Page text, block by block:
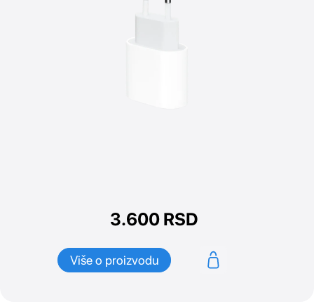
3.600 RSD
Više o proizvodu